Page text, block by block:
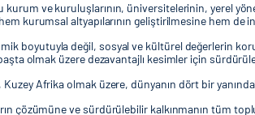
kurum ve kuruluşlarının, üniversitelerinin, yerel
kurumsal altyapılarının geliştirilmesine hem de
boyutuyla değil, sosyal ve kültürel değerlerin
olmak üzere dezavantajlı kesimler için
Afrika olmak üzere, dünyanın dört bir
çözümüne ve sürdürülebilir kalkınmanın tüm